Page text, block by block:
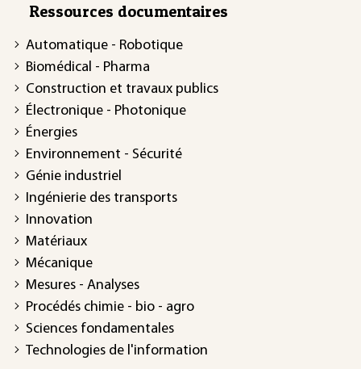
Ressources documentaires
Automatique - Robotique
Biomédical - Pharma
Construction et travaux publics
Électronique - Photonique
Énergies
Environnement - Sécurité
Génie industriel
Ingénierie des transports
Innovation
Matériaux
Mécanique
Mesures - Analyses
Procédés chimie - bio - agro
Sciences fondamentales
Technologies de l'information